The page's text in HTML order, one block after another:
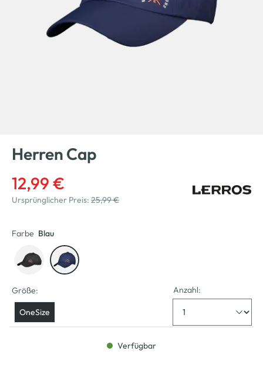
Herren Cap
12,99 €
Ursprünglicher Preis: 25,99 €
Farbe Blau
Größe:
OneSize
Anzahl:
Verfügbar